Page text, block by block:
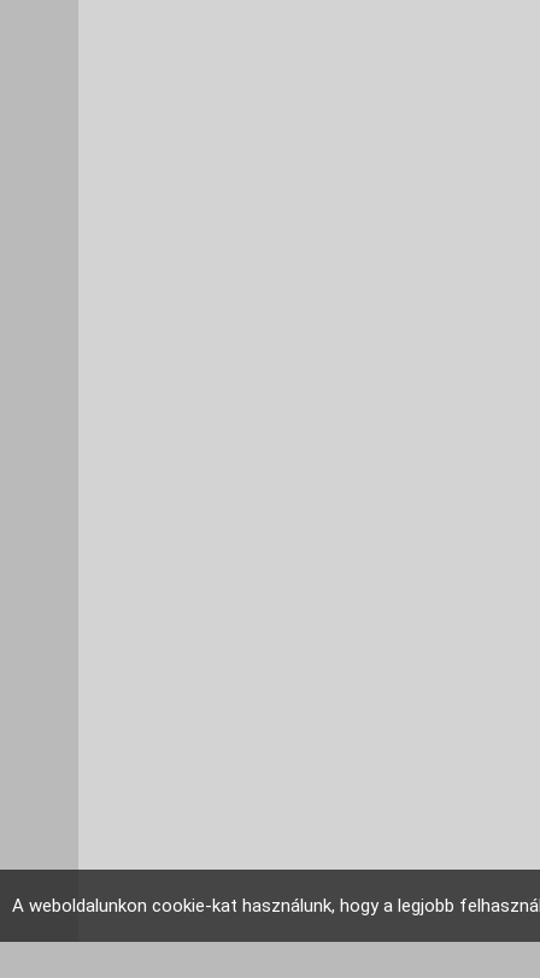
A weboldalunkon cookie-kat használunk, hogy a legjobb